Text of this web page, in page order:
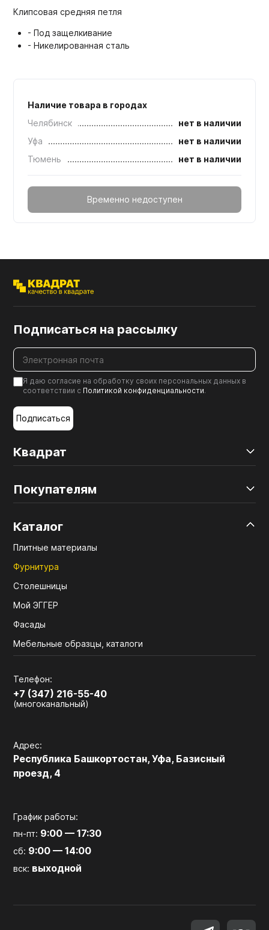
Клипсовая средняя петля
- Под защелкивание
- Никелированная сталь
Наличие товара в городах
Челябинск
нет в наличии
Уфа
нет в наличии
Тюмень
нет в наличии
Временно недоступен
Квадрат
Покупателям
Каталог
Плитные материалы
Фурнитура
Столешницы
Мой ЭГГЕР
Фасады
Мебельные образцы, каталоги
Телефон:
+7 (347) 216-55-40
(многоканальный)
Адрес:
Республика Башкортостан, Уфа, Базисный
проезд, 4
График работы:
пн-пт: 9:00 — 17:30
сб: 9:00 — 14:00
вск: выходной
Подписаться на рассылку
Я даю согласие на обработку своих персональных данных в
соответствии с Политикой конфиденциальности.
Подписаться